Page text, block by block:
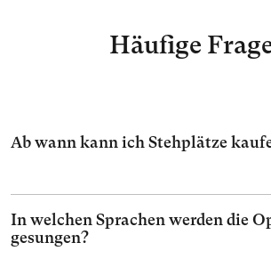
Häufige
Ab wann kann ich Stehplätze
In welchen Sprachen werden die
gesungen?